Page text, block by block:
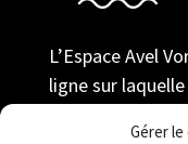
Gérer
L’Espace Avel
ligne sur